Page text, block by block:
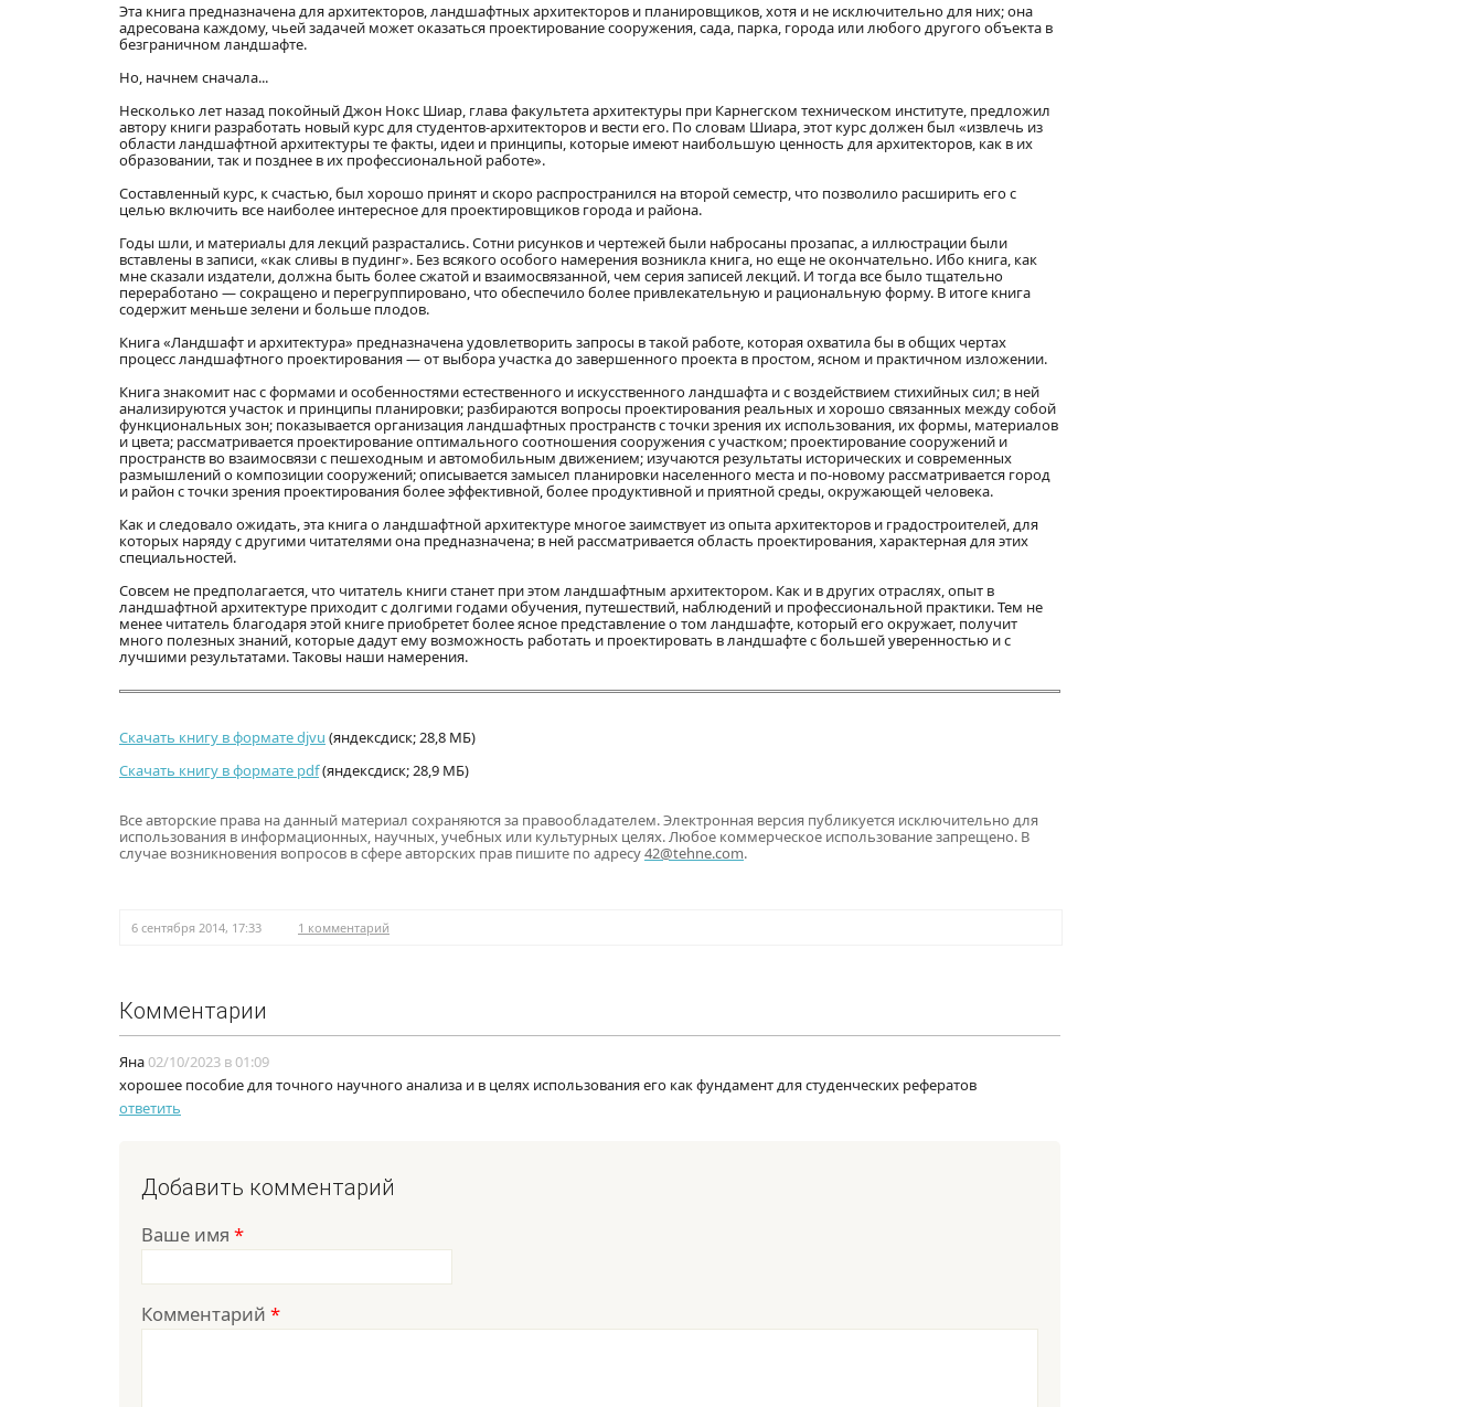
Эта книга предназначена для архитекторов, ландшафтных архитекторов и планировщиков, хотя и не исключительно для них; она
адресована каждому, чьей задачей может оказаться проектирование сооружения, сада, парка, города или любого другого объекта в
безграничном ландшафте.
Но, начнем сначала...
Несколько лет назад покойный Джон Нокс Шиар, глава факультета архитектуры при Карнегском техническом институте, предложил
автору книги разработать новый курс для студентов-архитекторов и вести его. По словам Шиара, этот курс должен был «извлечь из
области ландшафтной архитектуры те факты, идеи и принципы, которые имеют наибольшую ценность для архитекторов, как в их
образовании, так и позднее в их профессиональной работе».
Составленный курс, к счастью, был хорошо принят и скоро распространился на второй семестр, что позволило расширить его с
целью включить все наиболее интересное для проектировщиков города и района.
Годы шли, и материалы для лекций разрастались. Сотни рисунков и чертежей были набросаны прозапас, а иллюстрации были
вставлены в записи, «как сливы в пудинг». Без всякого особого намерения возникла книга, но еще не окончательно. Ибо книга, как
мне сказали издатели, должна быть более сжатой и взаимосвязанной, чем серия записей лекций. И тогда все было тщательно
переработано — сокращено и перегруппировано, что обеспечило более привлекательную и рациональную форму. В итоге книга
содержит меньше зелени и больше плодов.
Книга «Ландшафт и архитектура» предназначена удовлетворить запросы в такой работе, которая охватила бы в общих чертах
процесс ландшафтного проектирования — от выбора участка до завершенного проекта в простом, ясном и практичном изложении.
Книга знакомит нас с формами и особенностями естественного и искусственного ландшафта и с воздействием стихийных сил; в ней
анализируются участок и принципы планировки; разбираются вопросы проектирования реальных и хорошо связанных между собой
функциональных зон; показывается организация ландшафтных пространств с точки зрения их использования, их формы, материалов
и цвета; рассматривается проектирование оптимального соотношения сооружения с участком; проектирование сооружений и
пространств во взаимосвязи с пешеходным и автомобильным движением; изучаются результаты исторических и современных
размышлений о композиции сооружений; описывается замысел планировки населенного места и по-новому рассматривается город
и район с точки зрения проектирования более эффективной, более продуктивной и приятной среды, окружающей человека.
Как и следовало ожидать, эта книга о ландшафтной архитектуре многое заимствует из опыта архитекторов и градостроителей, для
которых наряду с другими читателями она предназначена; в ней рассматривается область проектирования, характерная для этих
специальностей.
Совсем не предполагается, что читатель книги станет при этом ландшафтным архитектором. Как и в других отраслях, опыт в
ландшафтной архитектуре приходит с долгими годами обучения, путешествий, наблюдений и профессиональной практики. Тем не
менее читатель благодаря этой книге приобретет более ясное представление о том ландшафте, который его окружает, получит
много полезных знаний, которые дадут ему возможность работать и проектировать в ландшафте с большей уверенностью и с
лучшими результатами. Таковы наши намерения.
Скачать книгу в формате djvu (яндексдиск; 28,8 МБ)
Скачать книгу в формате pdf(яндексдиск; 28,9 МБ)
Все авторские права на данный материал сохраняются за правообладателем. Электронная версия публикуется исключительно для
использования в информационных, научных, учебных или культурных целях. Любое коммерческое использование запрещено. В
случае возникновения вопросов в сфере авторских прав пишите по адресу42@tehne.com.
6 сентября 2014, 17:33 1 комментарий
Комментарии
Яна 02/10/2023 в 01:09
хорошее пособие для точного научного анализа и в целях использования его как фундамент для студенческих рефератов
ответить
Добавить комментарий
Ваше имя *
Комментарий *